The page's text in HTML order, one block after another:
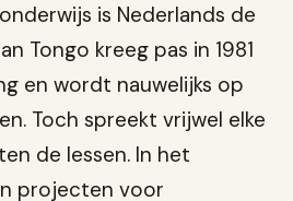
is Nederlands de
Tongo kreeg pas in 1981
en wordt nauwelijks op
Toch spreekt vrijwel elke
de lessen. In het
projecten voor